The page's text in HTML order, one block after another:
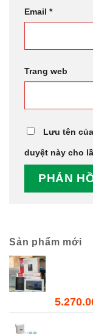
Email *
Trang web
Lưu tên
duyệt này cho
Sản phẩm mới